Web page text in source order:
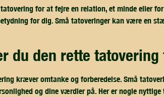
for at fejre en relation, et minde eller
for dig. Små tatoveringer kan være en
du den rette
kræver omtanke og forberedelse. Små
og dine værdier på. Her er nogle